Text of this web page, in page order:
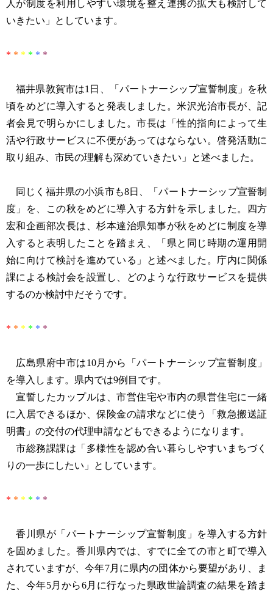
人が制度を利用しやすい環境を整え連携の拡大も検討して
いきたい」としています。
* * * * * *
福井県敦賀市は1日、「パートナーシップ宣誓制度」を秋
頃をめどに導入すると発表しました。米沢光治市長が、記
者会見で明らかにしました。市長は「性的指向によって生
活や行政サービスに不便があってはならない。啓発活動に
取り組み、市民の理解も深めていきたい」と述べました。
同じく福井県の小浜市も8日、「パートナーシップ宣誓制
度」を、この秋をめどに導入する方針を示しました。四方
宏和企画部次長は、杉本達治県知事が秋をめどに制度を導
入すると表明したことを踏まえ、「県と同じ時期の運用開
始に向けて検討を進めている」と述べました。庁内に関係
課による検討会を設置し、どのような行政サービスを提供
するのか検討中だそうです。
* * * * * *
広島県府中市は10月から「パートナーシップ宣誓制度」
を導入します。県内では9例目です。
宣誓したカップルは、市営住宅や市内の県営住宅に一緒
に入居できるほか、保険金の請求などに使う「救急搬送証
明書」の交付の代理申請などもできるようになります。
市総務課課は「多様性を認め合い暮らしやすいまちづく
りの一歩にしたい」としています。
* * * * * *
香川県が「パートナーシップ宣誓制度」を導入する方針
を固めました。香川県内では、すでに全ての市と町で導入
されていますが、今年7月に県内の団体から要望があり、ま
た、今年5月から6月に行なった県政世論調査の結果を踏ま